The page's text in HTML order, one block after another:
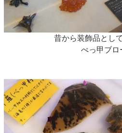
昔から装飾品とし
べっ甲ブロ